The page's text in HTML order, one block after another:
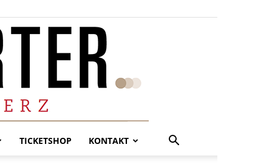
TICKETSHOP KONTAKT